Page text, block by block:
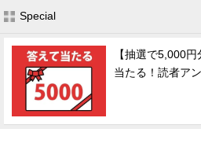
Special
【抽選で5,000
当たる！読者ア